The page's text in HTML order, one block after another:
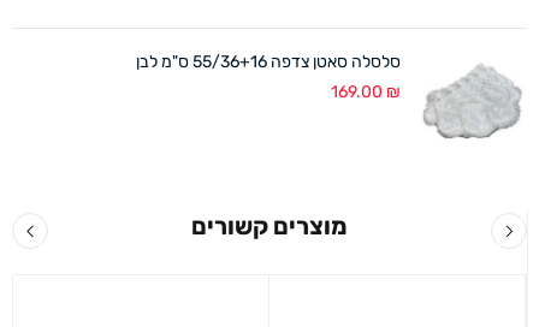
סלסלה סאטן צדפה 55/36+16 ס"מ לבן
169.00 ₪
מוצרים קשורים